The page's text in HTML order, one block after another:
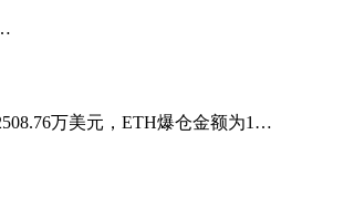
万美元，ETH爆仓金额为1…